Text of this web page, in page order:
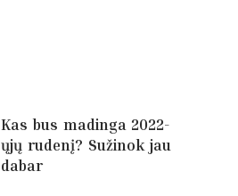
Kas bus madinga 2022-
ųjų rudenį? Sužinok jau
dabar